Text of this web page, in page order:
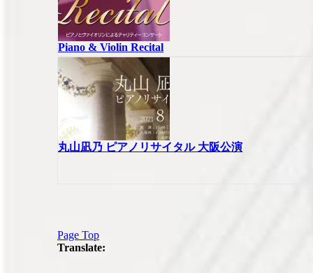
Piano & Violin Recital
丸山凪乃 ピアノリサイタル 大阪公演
Page Top
Translate: